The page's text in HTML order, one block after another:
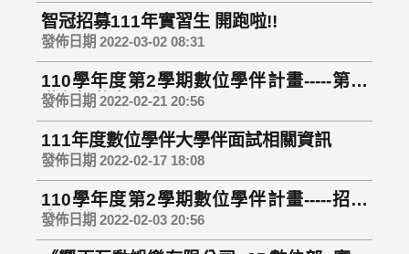
智冠招募111年實習生 開跑啦!!
發佈日期 2022-03-02 08:31
110學年度第2學期數位學伴計畫-----第二
階段招募大學伴開跑！
發佈日期 2022-02-21 20:56
111年度數位學伴大學伴面試相關資訊
發佈日期 2022-02-17 18:08
110學年度第2學期數位學伴計畫-----招募
大學伴開跑！
發佈日期 2022-02-03 20:56